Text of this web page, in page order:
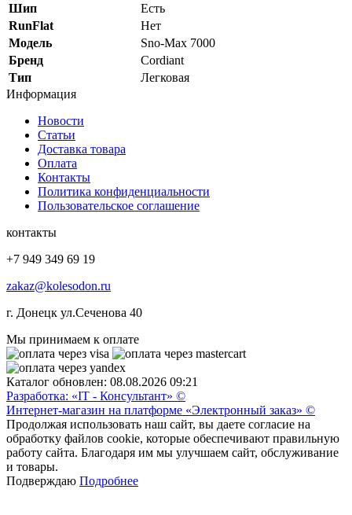
Шип
Есть
RunFlat
Нет
Модель
Sno-Max 7000
Бренд
Cordiant
Тип
Легковая
Информация
Новости
Статьи
Доставка товара
Оплата
Контакты
Политика конфиденциальности
Пользовательское соглашение
контакты
+7 949 349 69 19
zakaz@kolesodon.ru
г. Донецк ул.Сеченова 40
Мы принимаем к оплате
Каталог обновлен: 08.08.2026 09:21
Разработка: «IT - Консультант» ©
Интернет-магазин на платформе «Электронный заказ» ©
Продолжая использовать наш сайт, вы даете согласие на
обработку файлов cookie, которые обеспечивают правильную
работу сайта. Благодаря им мы улучшаем сайт, обслуживание
и товары.
Подверждаю Подробнее